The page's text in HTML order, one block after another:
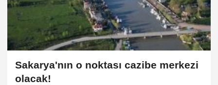
Sakarya'nın o noktası cazibe merkezi
olacak!